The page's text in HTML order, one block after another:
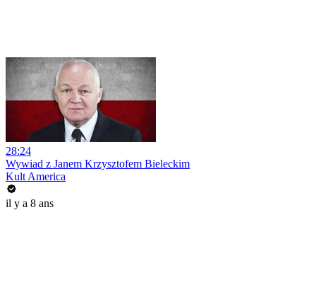
28:24
Wywiad z Janem Krzysztofem Bieleckim
Kult America
il y a 8 ans